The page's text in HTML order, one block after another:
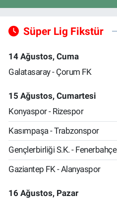
Süper Lig Fikstür
14 Ağustos, Cuma
Galatasaray - Çorum FK
15 Ağustos, Cumartesi
Konyaspor - Rizespor
Kasımpaşa - Trabzonspor
Gençlerbirliği S.K. - Fenerbahçe
Gaziantep FK - Alanyaspor
16 Ağustos, Pazar